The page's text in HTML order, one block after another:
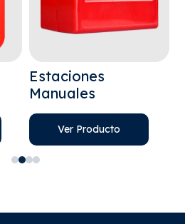
Estaciones
Manuales
Ver Producto